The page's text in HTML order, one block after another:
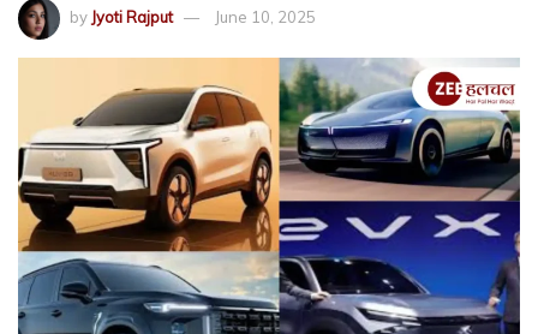
by Jyoti Rajput June 10, 2025